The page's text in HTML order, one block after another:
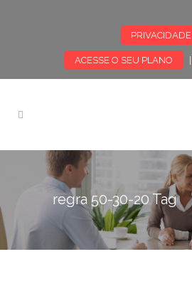
PRIVACIDADE
ACESSE O SEU PLANO
regra 50-30-20 Tag